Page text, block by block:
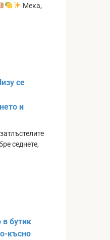
Мека,
се
и
седнете,
бутик
късно